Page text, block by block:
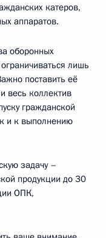
катеров,
аппаратов.
оборонных
лишь
поставить её
весь коллектив
гражданской
и к выполнению
задачу –
продукции до 30
ОПК,